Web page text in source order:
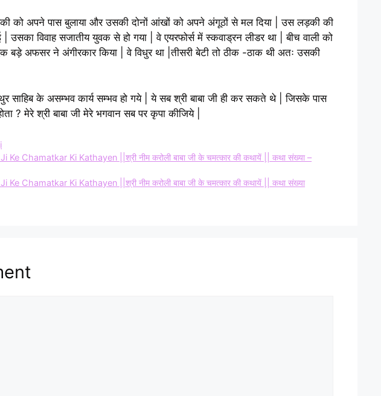
को अपने पास बुलाया और उसकी दोनों आंखों को अपने अंगूठों से मल दिया | उस लड़की की
| उसका विवाह सजातीय युवक से हो गया | वे एयरफोर्स में स्कवाड्रन लीडर था | बीच वाली को
बड़े अफसर ने अंगीरकार किया | वे विधुर था |तीसरी बेटी तो ठीक -ठाक थी अतः उसकी
साहिब के असम्भव कार्य सम्भव हो गये | ये सब श्री बाबा जी ही कर सकते थे | जिसके पास
? मेरे श्री बाबा जी मेरे भगवान सब पर कृपा कीजिये |
Chamatkar Ki Kathayen ||श्री नीम करोली बाबा जी के चमत्कार की कथायें || कथा संख्या –
Chamatkar Ki Kathayen ||श्री नीम करोली बाबा जी के चमत्कार की कथायें || कथा संख्या